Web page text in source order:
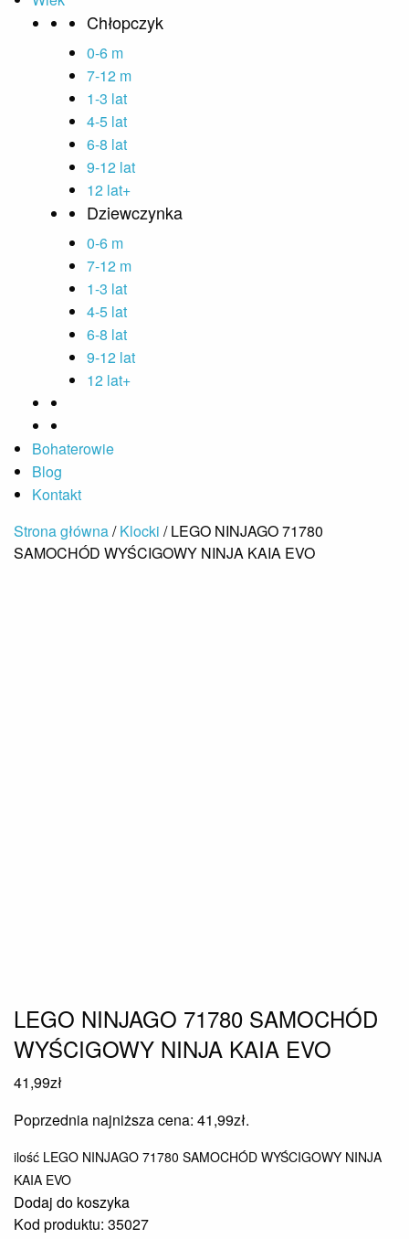
Chłopczyk
0-6 m
7-12 m
1-3 lat
4-5 lat
6-8 lat
9-12 lat
12 lat+
Dziewczynka
0-6 m
7-12 m
1-3 lat
4-5 lat
6-8 lat
9-12 lat
12 lat+
Bohaterowie
Blog
Kontakt
Strona główna/Klocki / LEGO NINJAGO 71780
SAMOCHÓD WYŚCIGOWY NINJA KAIA EVO
LEGO NINJAGO 71780 SAMOCHÓD
WYŚCIGOWY NINJA KAIA EVO
41,99zł
Poprzednia najniższa cena: 41,99zł.
ilość LEGO NINJAGO 71780 SAMOCHÓD WYŚCIGOWY NINJA
KAIA EVO
Dodaj do koszyka
Kod produktu: 35027